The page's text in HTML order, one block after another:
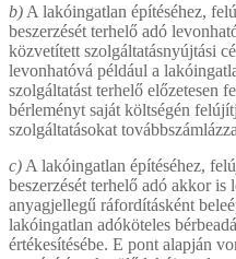
b) A lakóingatlan építéséhez,
beszerzését terhelő adó
közvetített szolgáltatásnyújtási
levonhatóvá például a
szolgáltatást terhelő előzetesen
bérleményt saját költségén
szolgáltatásokat
c) A lakóingatlan építéséhez,
beszerzését terhelő adó akkor is
anyagjellegű ráfordításként
lakóingatlan adóköteles
értékesítésébe. E pont alapján